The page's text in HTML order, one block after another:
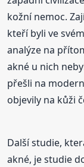
kožní nemoc.
kteří byli ve
analýze na
akné u nich
přešli na
objevily na kůži
Další studie,
akné, je studie